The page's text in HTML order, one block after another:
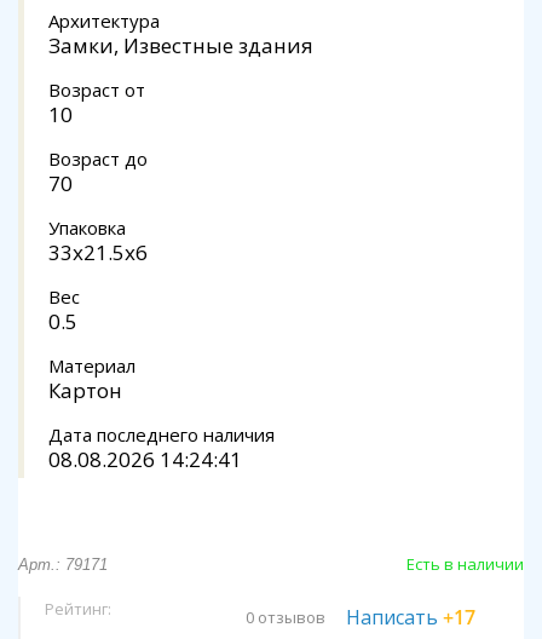
Архитектура
Замки, Известные здания
Возраст от
10
Возраст до
70
Упаковка
33x21.5x6
Вес
0.5
Материал
Картон
Дата последнего наличия
08.08.2026 14:24:41
Арт.: 79171 Есть в наличии
Рейтинг: 0 отзывов Написать +17